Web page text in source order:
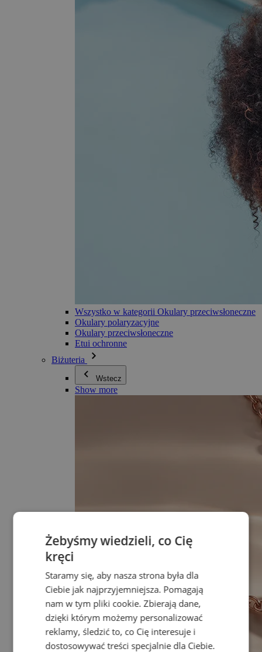
Wszystko w kategorii Okulary przeciwsłoneczne
Okulary polaryzacyjne
Okulary przeciwsłoneczne
Etui ochronne
Biżuteria
Wstecz
Show more
Żebyśmy wiedzieli, co Cię
kręci
Staramy się, aby nasza strona była dla
Ciebie jak najprzyjemniejsza. Pomagają
nam w tym pliki cookie. Zbierają dane,
dzięki którym możemy personalizować
reklamy, śledzić to, co Cię interesuje i
dostosowywać treści specjalnie dla Ciebie.